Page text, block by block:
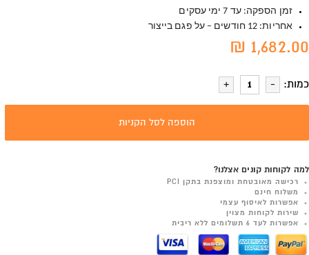
זמן הספקה: עד 7 ימי עסקים
אחריות: 12 חודשים – על פגם בייצור
1,682.00 ₪
כמות:
הוספה לסל הקניות
למה לקוחות קונים אצלנו?
רכישה מאובטחת ומוצפנת בתקן PCI
משלוח חינם
אפשרות לאיסוף עצמי
שירות לקוחות מצוין
אפשרות לעד 6 תשלומים ללא ריבית